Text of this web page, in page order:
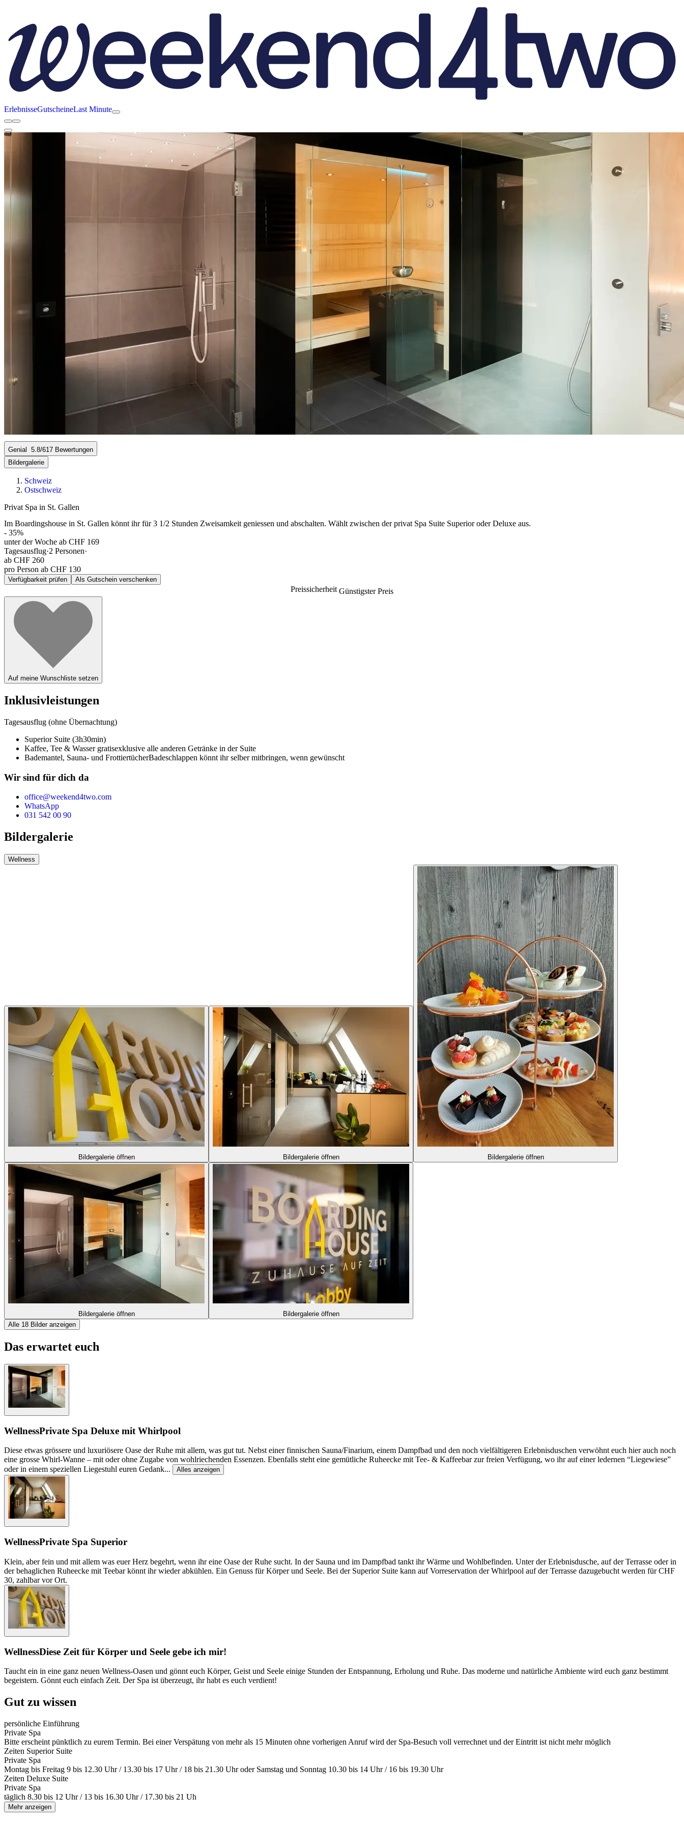
ErlebnisseGutscheineLast Minute
Genial 5.8/617 Bewertungen
Bildergalerie
Schweiz
Ostschweiz
Privat Spa in St. Gallen
Im Boardingshouse in St. Gallen könnt ihr für 3 1/2 Stunden Zweisamkeit geniessen und abschalten. Wählt zwischen der privat Spa Suite Superior oder Deluxe aus.
- 35%
unter der Woche ab CHF 169
Tagesausflug·2 Personen·
ab CHF 260
pro Person ab CHF 130
Verfügbarkeit prüfen Als Gutschein verschenken
Preissicherheit Günstigster Preis
Auf meine Wunschliste setzen
Inklusivleistungen
Tagesausflug (ohne Übernachtung)
Superior Suite (3h30min)
Kaffee, Tee & Wasser gratisexklusive alle anderen Getränke in der Suite
Bademantel, Sauna- und FrottiertücherBadeschlappen könnt ihr selber mitbringen, wenn gewünscht
Wir sind für dich da
office@weekend4two.com
WhatsApp
031 542 00 90
Bildergalerie
Wellness
Bildergalerie öffnen Bildergalerie öffnen Bildergalerie öffnen
Bildergalerie öffnen
Bildergalerie öffnen
Alle 18 Bilder anzeigen
Das erwartet euch
WellnessPrivate Spa Deluxe mit Whirlpool
Diese etwas grössere und luxuriösere Oase der Ruhe mit allem, was gut tut. Nebst einer finnischen Sauna/Finarium, einem Dampfbad und den noch vielfältigeren Erlebnisduschen verwöhnt euch hier auch noch
eine grosse Whirl-Wanne – mit oder ohne Zugabe von wohlriechenden Essenzen. Ebenfalls steht eine gemütliche Ruheecke mit Tee- & Kaffeebar zur freien Verfügung, wo ihr auf einer ledernen “Liegewiese”
oder in einem speziellen Liegestuhl euren Gedank... Alles anzeigen
WellnessPrivate Spa Superior
Klein, aber fein und mit allem was euer Herz begehrt, wenn ihr eine Oase der Ruhe sucht. In der Sauna und im Dampfbad tankt ihr Wärme und Wohlbefinden. Unter der Erlebnisdusche, auf der Terrasse oder in
der behaglichen Ruheecke mit Teebar könnt ihr wieder abkühlen. Ein Genuss für Körper und Seele. Bei der Superior Suite kann auf Vorreservation der Whirlpool auf der Terrasse dazugebucht werden für CHF
30, zahlbar vor Ort.
WellnessDiese Zeit für Körper und Seele gebe ich mir!
Taucht ein in eine ganz neuen Wellness-Oasen und gönnt euch Körper, Geist und Seele einige Stunden der Entspannung, Erholung und Ruhe. Das moderne und natürliche Ambiente wird euch ganz bestimmt
begeistern. Gönnt euch einfach Zeit. Der Spa ist überzeugt, ihr habt es euch verdient!
Gut zu wissen
persönliche Einführung
Private Spa
Bitte erscheint pünktlich zu eurem Termin. Bei einer Verspätung von mehr als 15 Minuten ohne vorherigen Anruf wird der Spa-Besuch voll verrechnet und der Eintritt ist nicht mehr möglich
Zeiten Superior Suite
Private Spa
Montag bis Freitag 9 bis 12.30 Uhr / 13.30 bis 17 Uhr / 18 bis 21.30 Uhr oder Samstag und Sonntag 10.30 bis 14 Uhr / 16 bis 19.30 Uhr
Zeiten Deluxe Suite
Private Spa
täglich 8.30 bis 12 Uhr / 13 bis 16.30 Uhr / 17.30 bis 21 Uh
Mehr anzeigen